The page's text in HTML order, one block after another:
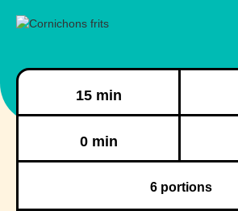
15 min
0 min
6portions